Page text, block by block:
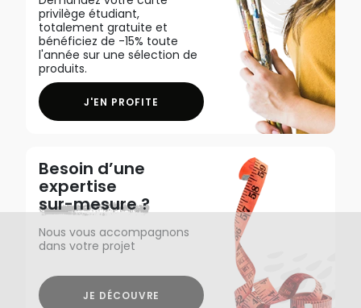
privilège étudiant,
totalement gratuite et
bénéficiez de -15% toute
l'année sur une sélection de
produits.
J'EN PROFITE
Besoin d’une
expertise
sur-mesure ?
Nous vous accompagnons
dans votre projet
JE DÉCOUVRE